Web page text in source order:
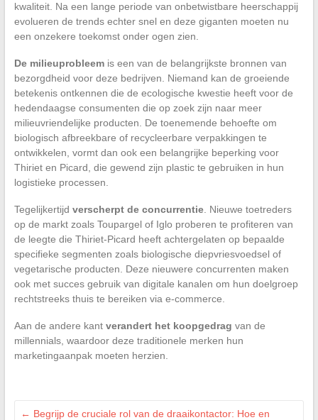
kwaliteit. Na een lange periode van onbetwistbare heerschappij
evolueren de trends echter snel en deze giganten moeten nu
een onzekere toekomst onder ogen zien.
De milieuprobleemis een van de belangrijkste bronnen van
bezorgdheid voor deze bedrijven. Niemand kan de groeiende
betekenis ontkennen die de ecologische kwestie heeft voor de
hedendaagse consumenten die op zoek zijn naar meer
milieuvriendelijke producten. De toenemende behoefte om
biologisch afbreekbare of recycleerbare verpakkingen te
ontwikkelen, vormt dan ook een belangrijke beperking voor
Thiriet en Picard, die gewend zijn plastic te gebruiken in hun
logistieke processen.
Tegelijkertijd verscherpt de concurrentie. Nieuwe toetreders
op de markt zoals Toupargel of Iglo proberen te profiteren van
de leegte die Thiriet-Picard heeft achtergelaten op bepaalde
specifieke segmenten zoals biologische diepvriesvoedsel of
vegetarische producten. Deze nieuwere concurrenten maken
ook met succes gebruik van digitale kanalen om hun doelgroep
rechtstreeks thuis te bereiken via e-commerce.
Aan de andere kant verandert het koopgedrag van de
millennials, waardoor deze traditionele merken hun
marketingaanpak moeten herzien.
← Begrijp de cruciale rol van de draaikontactor: Hoe en